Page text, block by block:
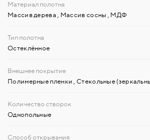
Массив дерева Массив сосны МДФ
Остеклённое
Полимерные пленки Стекольные
Однопольные